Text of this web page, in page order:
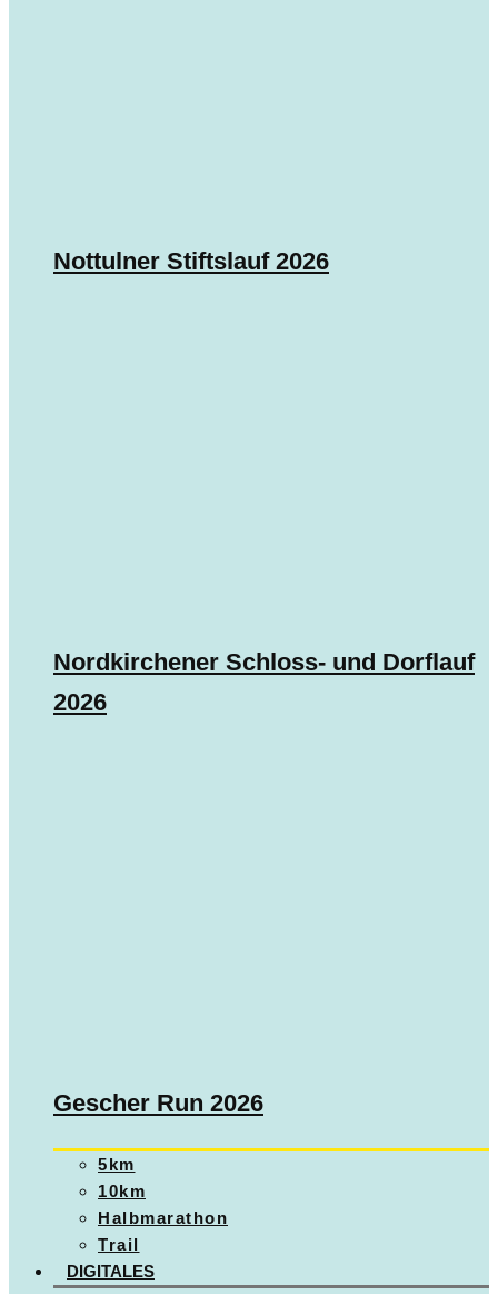
Nottulner Stiftslauf 2026
Nordkirchener Schloss- und Dorflauf
2026
Gescher Run 2026
5km
10km
Halbmarathon
Trail
DIGITALES